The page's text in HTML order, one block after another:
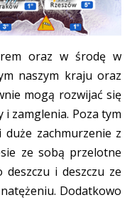
oraz w środę w
naszym kraju oraz
mogą rozwijać się
i zamglenia. Poza tym
zachmurzenie z
ze sobą przelotne
deszczu i deszczu ze
Dodatkowo